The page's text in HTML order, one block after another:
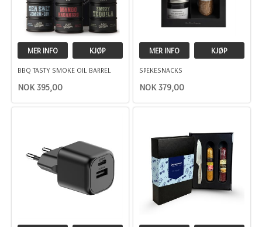
MER INFO KJØP
BBQ TASTY SMOKE OIL BARREL
NOK 395,00
MER INFO KJØP
SPEKESNACKS
NOK 379,00